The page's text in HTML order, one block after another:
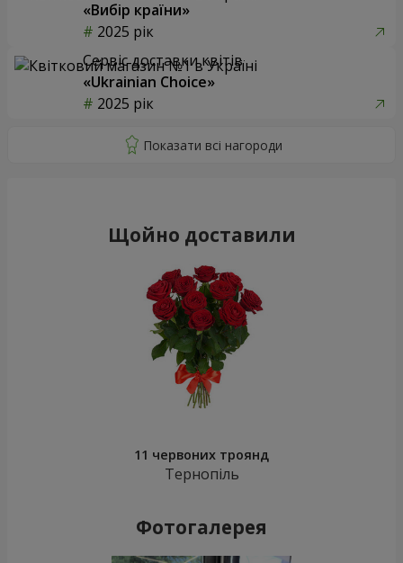
«Вибір країни»
2025 рік
Сервіс доставки квітів
«Ukrainian Choice»
2025 рік
Щойно доставили
11 червоних троянд
Тернопіль
Фотогалерея